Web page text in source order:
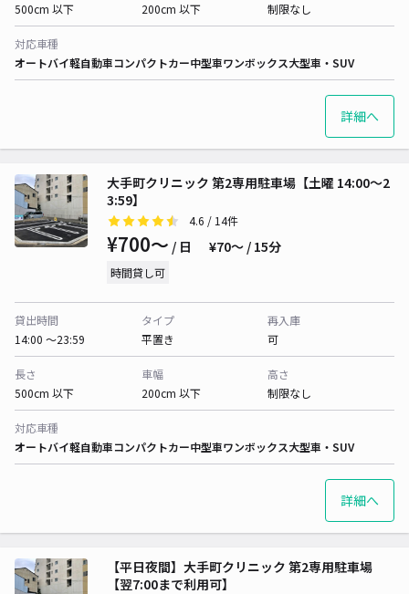
500cm 以下
200cm 以下
制限なし
対応車種
オートバイ軽自動車コンパクトカー中型車ワンボックス大型車・SUV
詳細へ
大手町クリニック 第2専用駐車場【土曜 14:00～2
3:59】
4.6 / 14件
¥700〜 / 日 ¥70〜 / 15分
時間貸し可
貸出時間
14:00 〜23:59
タイプ
平置き
再入庫
可
長さ
500cm 以下
車幅
200cm 以下
高さ
制限なし
対応車種
オートバイ軽自動車コンパクトカー中型車ワンボックス大型車・SUV
詳細へ
【平日夜間】大手町クリニック 第2専用駐車場
【翌7:00まで利用可】